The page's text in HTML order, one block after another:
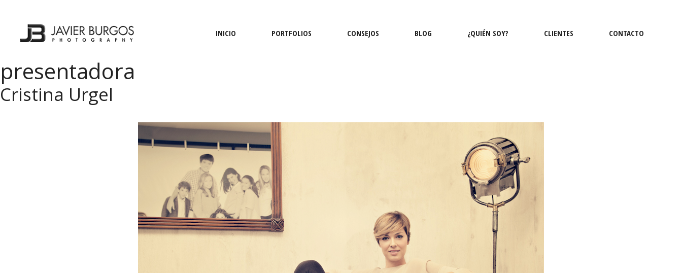
contenido
INICIO PORTFOLIOS CONSEJOS BLOG ¿QUIÉN SOY? CLIENTES CONTACTO
presentadora
Cristina Urgel